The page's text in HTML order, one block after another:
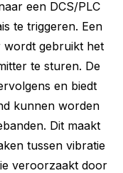
een DCS/PLC
te triggeren. Een
wordt gebruikt het
te sturen. De
en biedt
kunnen worden
Dit maakt
tussen vibratie
veroorzaakt door